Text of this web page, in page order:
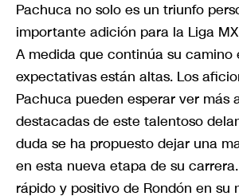
Pachuca no solo es un triunfo
importante adición para la Liga
A medida que continúa su camino
expectativas están altas. Los
Pachuca pueden esperar ver más
destacadas de este talentoso
duda se ha propuesto dejar una
en esta nueva etapa de su
rápido y positivo de Rondón en su